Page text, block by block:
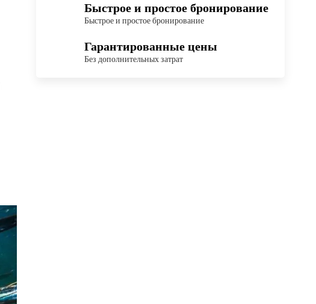
Быстрое и простое бронирование
Быстрое и простое бронирование
Гарантированные цены
Без дополнительных затрат